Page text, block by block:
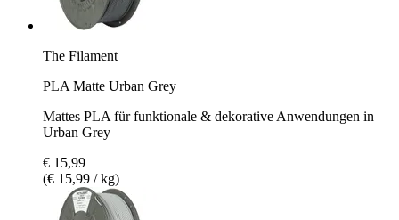
The Filament
PLA Matte Urban Grey
Mattes PLA für funktionale & dekorative Anwendungen in
Urban Grey
€ 15,99
(€ 15,99 / kg)